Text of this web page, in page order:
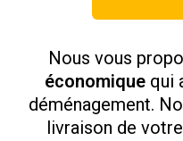
Nous vous
économique qui
déménagement.
livraison de